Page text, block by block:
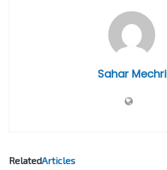
Sahar Mechri
RelatedArticles